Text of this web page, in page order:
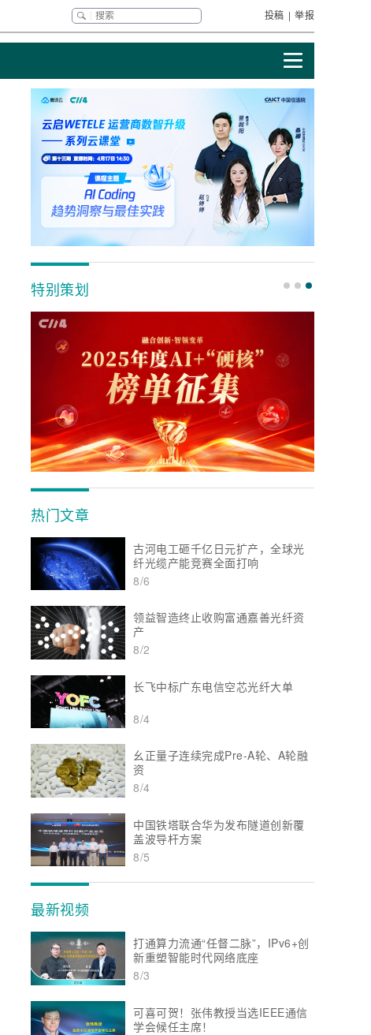
投稿 | 举报
特别策划
热门文章
古河电工砸千亿日元扩产，全球光
纤光缆产能竞赛全面打响
8/6
领益智造终止收购富通嘉善光纤资
产
8/2
长飞中标广东电信空芯光纤大单
8/4
幺正量子连续完成Pre-A轮、A轮融
资
8/4
中国铁塔联合华为发布隧道创新覆
盖波导杆方案
8/5
最新视频
打通算力流通“任督二脉”，IPv6+创
新重塑智能时代网络底座
8/3
可喜可贺！张伟教授当选IEEE通信
学会候任主席！